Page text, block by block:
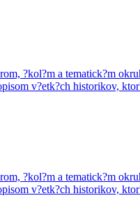
?kol?m a tematick?m
v?etk?ch historikov,
?kol?m a tematick?m
v?etk?ch historikov,